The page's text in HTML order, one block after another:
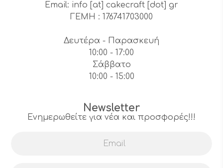
Email: info [at] cakecraft [dot] gr
ΓΕΜΗ : 176741703000
Δευτέρα - Παρασκευή
10:00 - 17:00
Σάββατο
10:00 - 15:00
Newsletter
Ενημερωθείτε για νέα και προσφορές!!!